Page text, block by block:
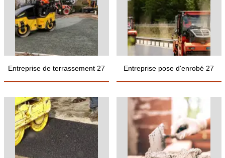
Entreprise de terrassement 27 Entreprise pose d'enrobé 27